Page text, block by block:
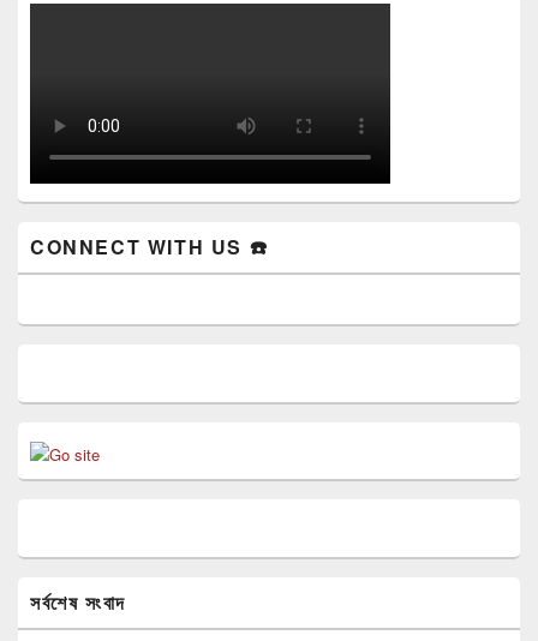
CONNECT WITH US ☎️
সর্বশেষ সংবাদ